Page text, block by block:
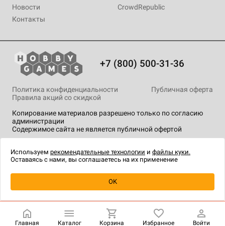
Купить| 1 490 ₽
Новости
Контакты
CrowdRepublic
+7 (800) 500-31-36
Копирование материалов разрешено только по согласию
администрации
Содержимое сайта не является публичной офертой
Политика конфиденциальности
Публичная оферта
Правила акций со скидкой
технологии.
Главная Каталог Корзина Избранное Войти
Используем рекомендательные технологии и файлы куки.
Оставаясь с нами, вы соглашаетесь на их применение
OK